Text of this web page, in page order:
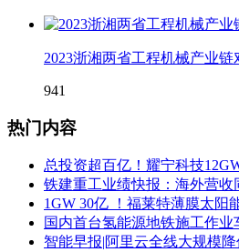
2023浙湘两省工程机械产业链
941
热门内容
总投资超百亿！耀宁科技
铁建重工业绩快报：海外营收
1GW 30亿 ！福莱特薄膜太阳
国内首台氢能源地铁施工作业
智能早报|阿里云全线大规模降